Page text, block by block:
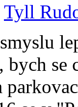
Tyll
bych se